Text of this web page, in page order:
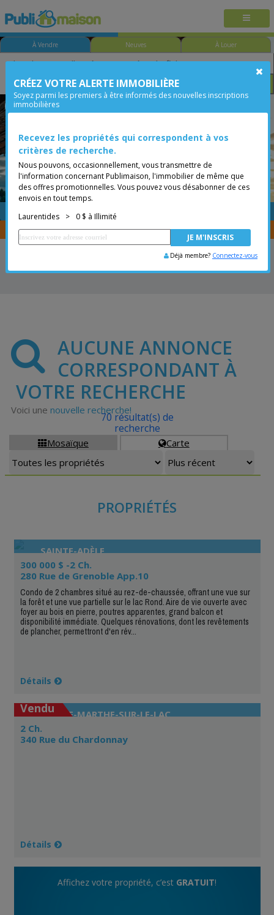
À Vendre Neuves À Louer
Chambre Prix
Sainte-Thérèse
Placer une annonce
Vous êtes courtier, transférer vos propriétés avecCENTRIS
AUCUNE ANNONCE
CORRESPONDANT À
VOTRE RECHERCHE
Voici une nouvelle recherche!
Mosaïque Carte
70 résultat(s) de
recherche
PROPRIÉTÉS
SAINTE-ADÈLE
300 000 $ -2 Ch.
280 Rue de Grenoble App.10
Condo de 2 chambres situé au rez-de-chaussée, offrant une vue sur
la forêt et une vue partielle sur le lac Rond. Aire de vie ouverte avec
foyer au bois en pierre, poutres apparentes, grand balcon et
disponibilité immédiate. Quelques rénovations, dont les revêtements
de plancher, permettront d'en rév...
Détails
SAINTE-MARTHE-SUR-LE-LAC
Vendu
2 Ch.
340 Rue du Chardonnay
Détails
Affichez votre propriété, c’est GRATUIT!
CRÉEZ VOTRE ALERTE IMMOBILIÈRE
Soyez parmi les premiers à être informés des nouvelles inscriptions
immobilières
Recevez les propriétés qui correspondent à vos
critères de recherche.
Nous pouvons, occasionnellement, vous transmettre de
l'information concernant Publimaison, l'immobilier de même que
des offres promotionnelles. Vous pouvez vous désabonner de ces
envois en tout temps.
Laurentides
> 0 $ à Illimité
Déjà membre? Connectez-vous